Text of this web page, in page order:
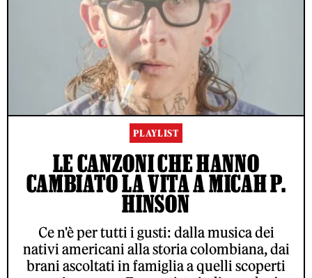
PLAYLIST
LE CANZONI CHE HANNO
CAMBIATO LA VITA A MICAH P.
HINSON
Ce n'è per tutti i gusti: dalla musica dei
nativi americani alla storia colombiana, dai
brani ascoltati in famiglia a quelli scoperti